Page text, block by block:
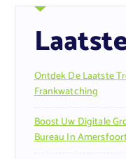
Ontdek De Laatste
Frankwatching
Boost Uw Digitale
Bureau In